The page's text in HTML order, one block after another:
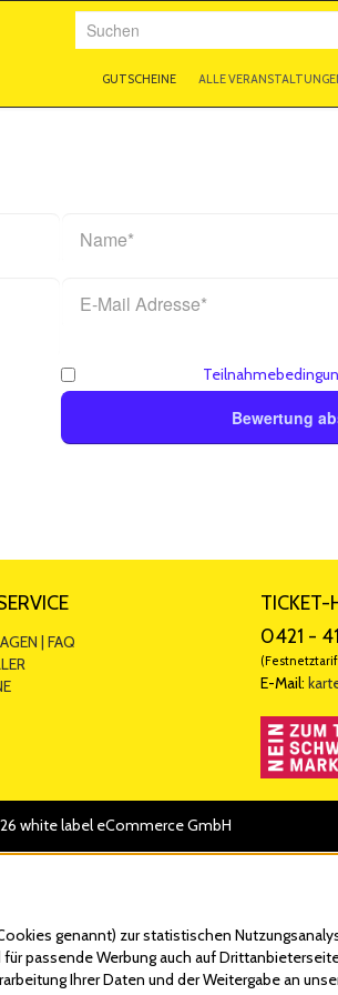
Suchen
GUTSCHEINE ALLE
Bewertung
| FAQ
TICKET-
0421 -
E-Mail:
white label eCommerce GmbH
genannt) zur statistischen
passende Werbung auch auf
Ihrer Daten und der Weitergabe an